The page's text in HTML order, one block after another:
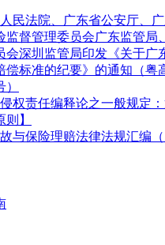
民法院、广东省公安厅、
监督管理委员会广东监管局
会深圳监管局印发《关于广
偿标准的纪要》的通知（粤
侵权责任编释论之一般规定
则】
与保险理赔法律法规汇编（